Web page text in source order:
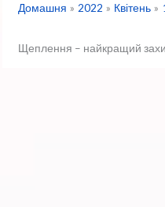
Домашня 2022 Квітень
Щеплення – найкращий